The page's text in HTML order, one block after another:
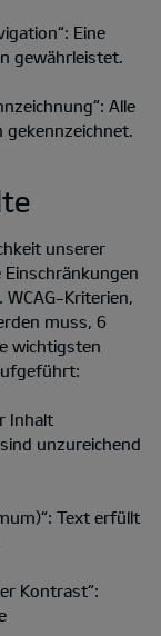
Eine
gewährleistet.
Alle
gekennzeichnet.
unserer
Kriterien,
muss, 6
wichtigsten
Inhalt
unzureichend
Text erfüllt
Kontrast“: